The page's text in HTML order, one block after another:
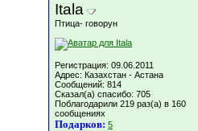
Itala
Птица- говорун
Регистрация: 09.06.2011
Адрес: Казахстан - Астана
Сообщений: 814
Сказал(а) спасибо: 705
Поблагодарили 219 раз(а) в 160
сообщениях
Подарков: 5